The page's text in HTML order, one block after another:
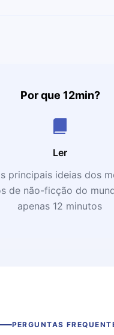
Por que 12min?
Ler
principais ideias dos
de não-ficção do
apenas 12 minutos
PERGUNTAS